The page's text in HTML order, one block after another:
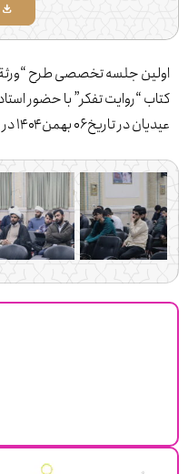
دانلود
جلسه تخصصی طرح “ورثة
“روایت تفکر” با حضور استاد
بهمن ۱۴۰۴ در مدرسه علمیه عالی نواب برگزار شد.